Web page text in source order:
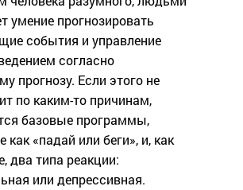
умение прогнозировать
события и управление
согласно
прогнозу. Если этого не
по каким-то причинам,
базовые программы,
как «падай или беги», и, как
два типа реакции:
или депрессивная.